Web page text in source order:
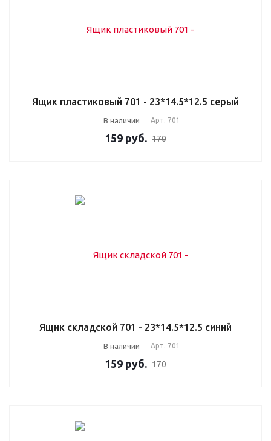
Ящик пластиковый 701 - 23*14.5*12.5 серый
В наличии Арт. 701
159 руб. 170
Ящик складской 701 - 23*14.5*12.5 синий
В наличии Арт. 701
159 руб. 170